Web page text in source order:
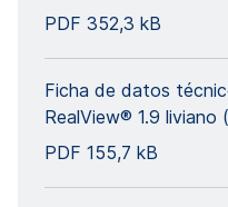
PDF 352,3 kB
Ficha de datos
RealView® 1.9 liviano
PDF 155,7 kB